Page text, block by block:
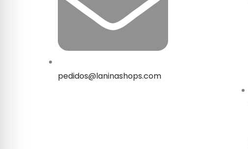
pedidos@laninashops.com